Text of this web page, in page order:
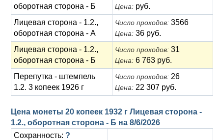
оборотная сторона - Б
Цена: руб.
Лицевая сторона - 1.2.,
оборотная сторона - А
Число проходов: 3566
Цена: 36 руб.
Лицевая сторона - 1.2.,
оборотная сторона - Б
Число проходов: 31
Цена: 6 763 руб.
Перепутка - штемпель
1.2. 3 копеек 1926 г
Число проходов: 26
Цена: 22 307 руб.
Цена монеты 20 копеек 1932 г Лицевая сторона -
1.2., оборотная сторона - Б на 8/6/2026
Сохранность: ?